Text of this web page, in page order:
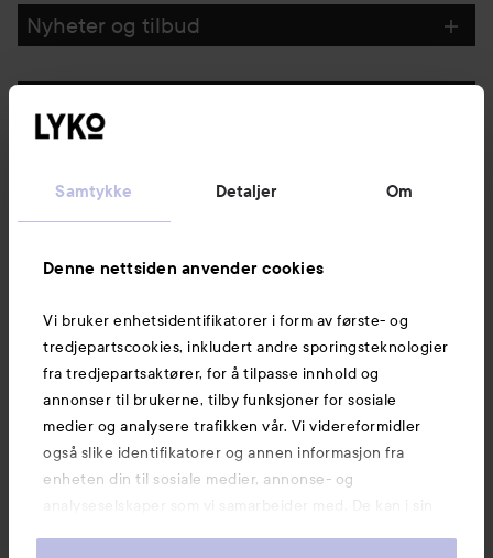
Samtykke Detaljer Om
Denne nettsiden anvender cookies
Vi bruker enhetsidentifikatorer i form av første- og
tredjepartscookies, inkludert andre sporingsteknologier
fra tredjepartsaktører, for å tilpasse innhold og
annonser til brukerne, tilby funksjoner for sosiale
medier og analysere trafikken vår. Vi videreformidler
også slike identifikatorer og annen informasjon fra
enheten din til sosiale medier, annonse- og
analyseselskaper som vi samarbeider med. De kan i sin
Nyheter og tilbud
Kundeservice
Informasjon
Også av interesse